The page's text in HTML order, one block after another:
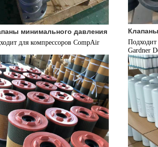
минимального давления
для компрессоров CompAir
Подходит
Gardner